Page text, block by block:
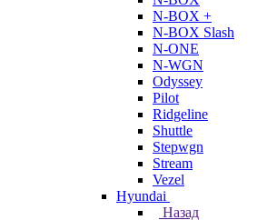
N-BOX +
N-BOX Slash
N-ONE
N-WGN
Odyssey
Pilot
Ridgeline
Shuttle
Stepwgn
Stream
Vezel
Hyundai
Назад